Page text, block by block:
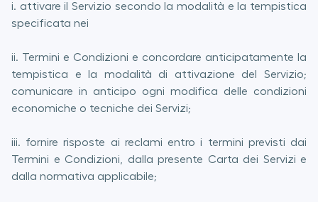
i. attivare il Servizio secondo la modalità e la tempistica
specificata nei
ii. Termini e Condizioni e concordare anticipatamente la
tempistica e la modalità di attivazione del Servizio;
comunicare in anticipo ogni modifica delle condizioni
economiche o tecniche dei Servizi;
iii. fornire risposte ai reclami entro i termini previsti dai
Termini e Condizioni, dalla presente Carta dei Servizi e
dalla normativa applicabile;